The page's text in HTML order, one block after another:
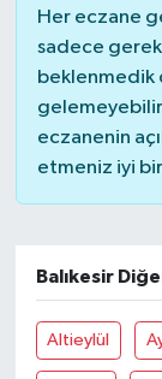
Her eczane
sadece
beklenmedik
eczanenin
etmeniz iyi
Balıkesir
Altieylül